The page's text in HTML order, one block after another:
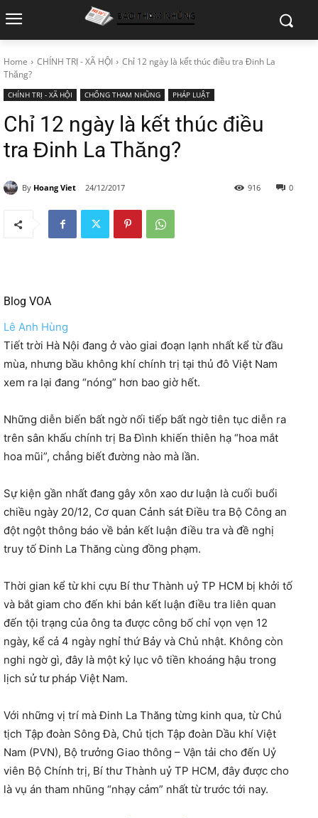
Home CHÍNH TRỊ - XÃ HỘI
Chỉ 12 ngày là kết thúc điều tra Đinh La
Thăng?
CHÍNH TRỊ - XÃ HỘI CHỐNG THAM NHŨNG PHÁP LUẬT
Chỉ 12 ngày là kết thúc điều
tra Đinh La Thăng?
By Hoang Viet 24/12/2017 0
916
Blog VOA
Lê Anh Hùng
Tiết trời Hà Nội đang ở vào giai đoạn lạnh nhất kể từ đầu
mùa, nhưng bầu không khí chính trị tại thủ đô Việt Nam
xem ra lại đang “nóng” hơn bao giờ hết.
Những diễn biến bất ngờ nối tiếp bất ngờ tiên tục diễn ra
trên sân khấu chính trị Ba Đình khiến thiên hạ “hoa mắt
hoa mũi”, chẳng biết đường nào mà lần.
Sự kiện gần nhất đang gây xôn xao dư luận là cuối buổi
chiều ngày 20/12, Cơ quan Cảnh sát Điều tra Bộ Công an
đột ngột thông báo về bản kết luận điều tra và đề nghị
truy tố Đinh La Thăng cùng đồng phạm.
Thời gian kể từ khi cựu Bí thư Thành uỷ TP HCM bị khởi tố
và bắt giam cho đến khi bản kết luận điều tra liên quan
đến tội trạng của ông ta được công bố chỉ vọn vẹn 12
ngày, kể cả 4 ngày nghỉ thứ Bảy và Chủ nhật. Không còn
nghi ngờ gì, đây là một kỷ lục vô tiền khoáng hậu trong
lịch sử tư pháp Việt Nam.
Với những vị trí mà Đinh La Thăng từng kinh qua, từ Chủ
tịch Tập đoàn Sông Đà, Chủ tịch Tập đoàn Dầu khí Việt
Nam (PVN), Bộ trưởng Giao thông – Vận tải cho đến Uỷ
viên Bộ Chính trị, Bí thư Thành uỷ TP HCM, đây được cho
là vụ án tham nhũng “nhạy cảm” nhất từ trước tới nay.